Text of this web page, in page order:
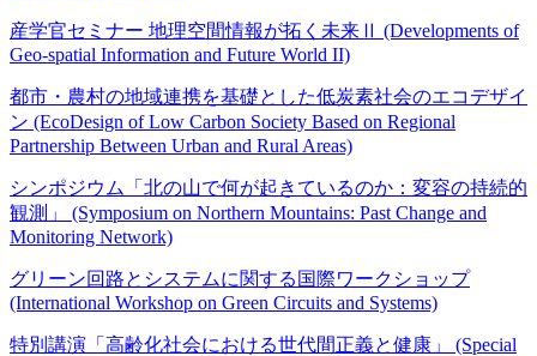
産学官セミナー 地理空間情報が拓く未来Ⅱ (Developments of
Geo-spatial Information and Future World II)
都市・農村の地域連携を基礎とした低炭素社会のエコデザイ
ン (EcoDesign of Low Carbon Society Based on Regional
Partnership Between Urban and Rural Areas)
シンポジウム「北の山で何が起きているのか：変容の持続的
観測」 (Symposium on Northern Mountains: Past Change and
Monitoring Network)
グリーン回路とシステムに関する国際ワークショップ
(International Workshop on Green Circuits and Systems)
特別講演「高齢化社会における世代間正義と健康」 (Special